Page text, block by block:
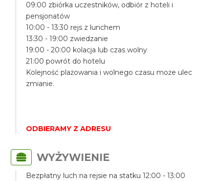
09:00 zbiórka uczestników, odbiór z hoteli i
pensjonatów
10:00 - 13:30 rejs z lunchem
13:30 - 19:00 zwiedzanie
19:00 - 20:00 kolacja lub czas wolny
21:00 powrót do hotelu
Kolejność plażowania i wolnego czasu może ulec
zmianie.
ODBIERAMY Z ADRESU
WYŻYWIENIE
Bezpłatny luch na rejsie na statku 12:00 - 13:00